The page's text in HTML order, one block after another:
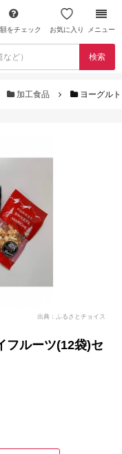
をチェック お気に入り メニュー
検索
加工食品 ヨーグル
出典：ふるさとチョイス
フルーツ(12袋)セ